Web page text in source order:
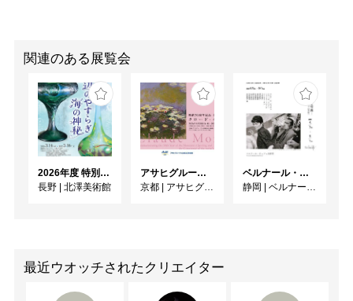
関連のある展覧会
2026年度 特別展「ガレとドーム、アール･ヌーヴォーのガラス 水辺のやすらぎ、海の神秘」
長野 | 北澤美術館
アサヒグループ大山崎山荘美術館 開館30周年記念展「没後100年 クロード・モネ」
京都 | アサヒグループ大山崎山荘美術館
ベルナール・ビュフェと写真 ーカメラがとらえたビュフェとその時代、そして21 世紀へ
静岡 | ベルナール・ビュフェ美術館
最近ウオッチされたクリエイター